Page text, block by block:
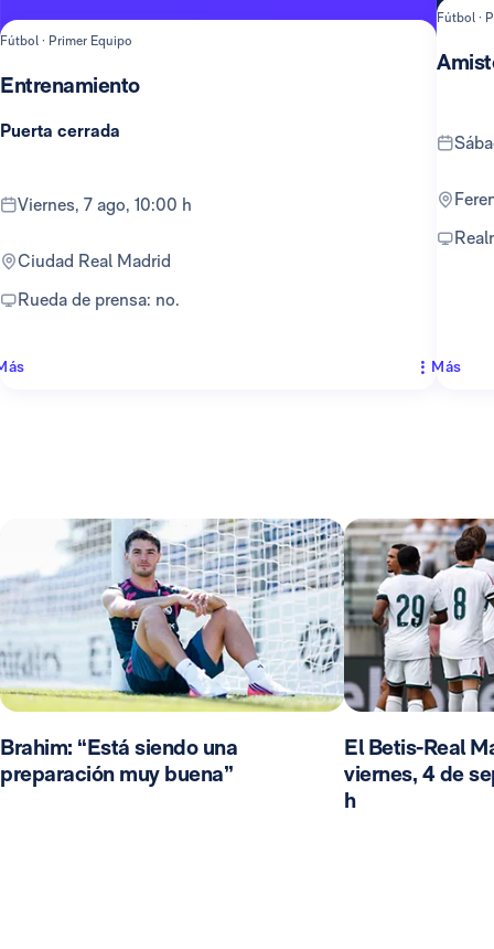
Fútbol · Primer Equipo
Entrenamiento
Puerta cerrada
viernes, 7 ago, 10:00 h
Ciudad Real Madrid
Rueda de prensa: no.
Fútbol ·
Más
Brahim: “Está siendo una
preparación muy buena”
El Betis-Real
viernes, 4 de
h